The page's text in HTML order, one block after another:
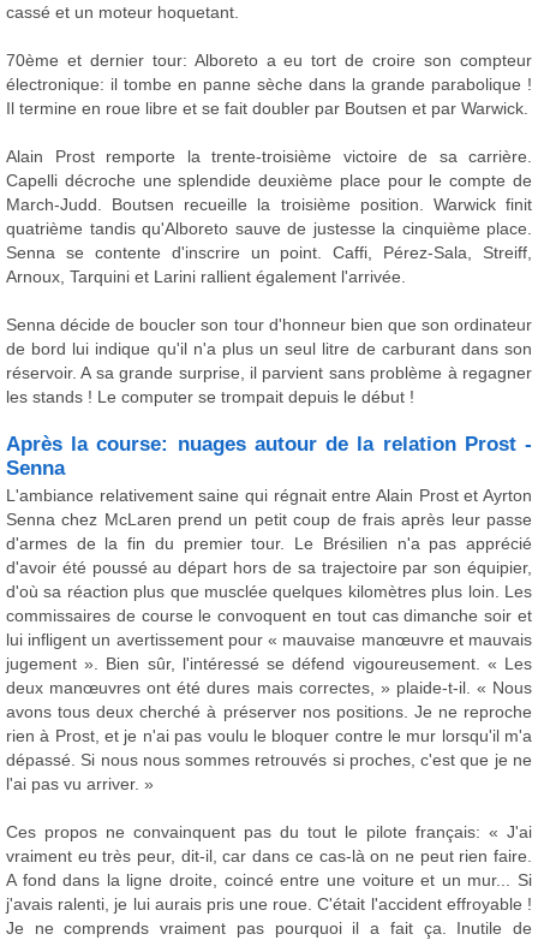
cassé et un moteur hoquetant.
70ème et dernier tour: Alboreto a eu tort de croire son compteur
électronique: il tombe en panne sèche dans la grande parabolique !
Il termine en roue libre et se fait doubler par Boutsen et par Warwick.
Alain Prost remporte la trente-troisième victoire de sa carrière.
Capelli décroche une splendide deuxième place pour le compte de
March-Judd. Boutsen recueille la troisième position. Warwick finit
quatrième tandis qu'Alboreto sauve de justesse la cinquième place.
Senna se contente d'inscrire un point. Caffi, Pérez-Sala, Streiff,
Arnoux, Tarquini et Larini rallient également l'arrivée.
Senna décide de boucler son tour d'honneur bien que son ordinateur
de bord lui indique qu'il n'a plus un seul litre de carburant dans son
réservoir. A sa grande surprise, il parvient sans problème à regagner
les stands ! Le computer se trompait depuis le début !
Après la course: nuages autour de la relation Prost -
Senna
L'ambiance relativement saine qui régnait entre Alain Prost et Ayrton
Senna chez McLaren prend un petit coup de frais après leur passe
d'armes de la fin du premier tour. Le Brésilien n'a pas apprécié
d'avoir été poussé au départ hors de sa trajectoire par son équipier,
d'où sa réaction plus que musclée quelques kilomètres plus loin. Les
commissaires de course le convoquent en tout cas dimanche soir et
lui infligent un avertissement pour « mauvaise manœuvre et mauvais
jugement ». Bien sûr, l'intéressé se défend vigoureusement. « Les
deux manœuvres ont été dures mais correctes, » plaide-t-il. « Nous
avons tous deux cherché à préserver nos positions. Je ne reproche
rien à Prost, et je n'ai pas voulu le bloquer contre le mur lorsqu'il m'a
dépassé. Si nous nous sommes retrouvés si proches, c'est que je ne
l'ai pas vu arriver. »
Ces propos ne convainquent pas du tout le pilote français: « J'ai
vraiment eu très peur, dit-il, car dans ce cas-là on ne peut rien faire.
A fond dans la ligne droite, coincé entre une voiture et un mur... Si
j'avais ralenti, je lui aurais pris une roue. C'était l'accident effroyable !
Je ne comprends vraiment pas pourquoi il a fait ça. Inutile de